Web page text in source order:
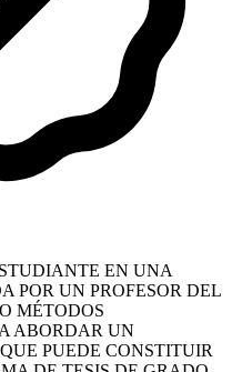
EN UNA
POR UN PROFESOR DEL
MÉTODOS
ABORDAR UN
PUEDE CONSTITUIR